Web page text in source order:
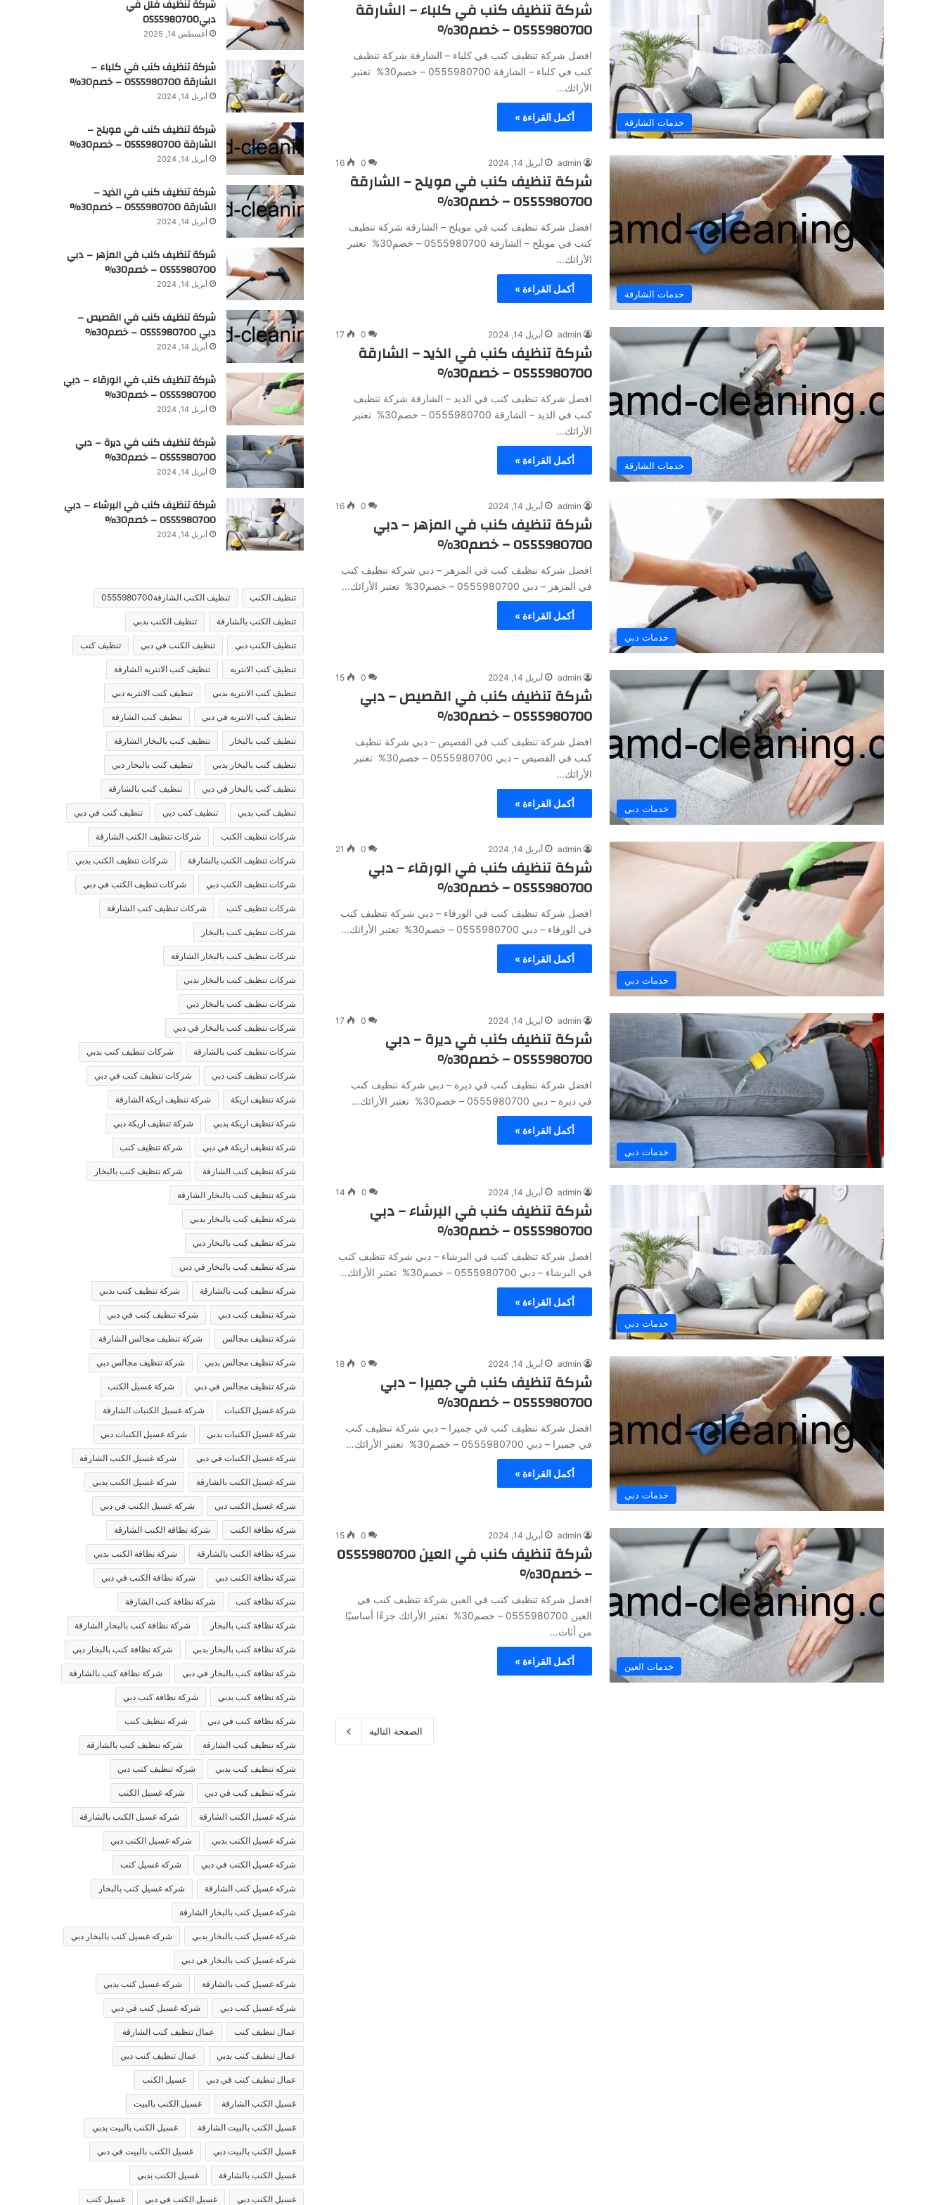
خدمات الشارقة
شركة تنظيف كنب في كلباء – الشارقة
0555980700 – خصم30%
افضل شركة تنظيف كنب في كلباء – الشارقة شركة تنظيف
كنب في كلباء – الشارقة 0555980700 – خصم30% تعتبر
الأرائك…
أكمل القراءة »
خدمات الشارقة
admin أبريل 14, 2024 0
16
شركة تنظيف كنب في مويلح – الشارقة
0555980700 – خصم30%
افضل شركة تنظيف كنب في مويلح – الشارقة شركة تنظيف
كنب في مويلح – الشارقة 0555980700 – خصم30% تعتبر
الأرائك…
أكمل القراءة »
خدمات الشارقة
admin أبريل 14, 2024 0
17
شركة تنظيف كنب في الذيد – الشارقة
0555980700 – خصم30%
افضل شركة تنظيف كنب في الذيد – الشارقة شركة تنظيف
كنب في الذيد – الشارقة 0555980700 – خصم30% تعتبر
الأرائك…
أكمل القراءة »
خدمات دبي
admin أبريل 14, 2024 0
16
شركة تنظيف كنب في المزهر – دبي
0555980700 – خصم30%
افضل شركة تنظيف كنب في المزهر – دبي شركة تنظيف كنب
في المزهر – دبي 0555980700 – خصم30% تعتبر الأرائك…
أكمل القراءة »
خدمات دبي
admin أبريل 14, 2024 0
15
شركة تنظيف كنب في القصيص – دبي
0555980700 – خصم30%
افضل شركة تنظيف كنب في القصيص – دبي شركة تنظيف
كنب في القصيص – دبي 0555980700 – خصم30% تعتبر
الأرائك…
أكمل القراءة »
خدمات دبي
admin أبريل 14, 2024 0
21
شركة تنظيف كنب في الورقاء – دبي
0555980700 – خصم30%
افضل شركة تنظيف كنب في الورقاء – دبي شركة تنظيف كنب
في الورقاء – دبي 0555980700 – خصم30% تعتبر الأرائك…
أكمل القراءة »
خدمات دبي
admin أبريل 14, 2024 0
17
شركة تنظيف كنب في ديرة – دبي
0555980700 – خصم30%
افضل شركة تنظيف كنب في ديرة – دبي شركة تنظيف كنب
في ديرة – دبي 0555980700 – خصم30% تعتبر الأرائك…
أكمل القراءة »
خدمات دبي
admin أبريل 14, 2024 0
14
شركة تنظيف كنب في البرشاء – دبي
0555980700 – خصم30%
افضل شركة تنظيف كنب في البرشاء – دبي شركة تنظيف كنب
في البرشاء – دبي 0555980700 – خصم30% تعتبر الأرائك…
أكمل القراءة »
خدمات دبي
admin أبريل 14, 2024 0
18
شركة تنظيف كنب في جميرا – دبي
0555980700 – خصم30%
افضل شركة تنظيف كنب في جميرا – دبي شركة تنظيف كنب
في جميرا – دبي 0555980700 – خصم30% تعتبر الأرائك…
أكمل القراءة »
خدمات العين
admin أبريل 14, 2024 0
15
شركة تنظيف كنب في العين 0555980700
– خصم30%
افضل شركة تنظيف كنب في العين شركة تنظيف كنب في
العين 0555980700 – خصم30% تعتبر الأرائك جزءًا أساسيًا
من أثاث…
أكمل القراءة »
الصفحة التالية
شركة تنظيف فلل في
دبي0555980700
أغسطس 14, 2025
شركة تنظيف كنب في كلباء –
الشارقة 0555980700 – خصم30%
أبريل 14, 2024
شركة تنظيف كنب في مويلح –
الشارقة 0555980700 – خصم30%
أبريل 14, 2024
شركة تنظيف كنب في الذيد –
الشارقة 0555980700 – خصم30%
أبريل 14, 2024
شركة تنظيف كنب في المزهر – دبي
0555980700 – خصم30%
أبريل 14, 2024
شركة تنظيف كنب في القصيص –
دبي 0555980700 – خصم30%
أبريل 14, 2024
شركة تنظيف كنب في الورقاء – دبي
0555980700 – خصم30%
أبريل 14, 2024
شركة تنظيف كنب في ديرة – دبي
0555980700 – خصم30%
أبريل 14, 2024
شركة تنظيف كنب في البرشاء – دبي
0555980700 – خصم30%
أبريل 14, 2024
تنظيف الكنب تنظيف الكنب الشارقة0555980700
تنظيف الكنب بالشارقة تنظيف الكنب بدبي
تنظيف الكنب دبي تنظيف الكنب في دبي تنظيف كنب
تنظيف كنب الانتريه تنظيف كنب الانتريه الشارقة
تنظيف كنب الانتريه بدبي تنظيف كنب الانتريه دبي
تنظيف كنب الانتريه في دبي تنظيف كنب الشارقة
تنظيف كنب بالبخار تنظيف كنب بالبخار الشارقة
تنظيف كنب بالبخار بدبي تنظيف كنب بالبخار دبي
تنظيف كنب بالبخار في دبي تنظيف كنب بالشارقة
تنظيف كنب بدبي تنظيف كنب دبي تنظيف كنب في دبي
شركات تنظيف الكنب شركات تنظيف الكنب الشارقة
شركات تنظيف الكنب بالشارقة شركات تنظيف الكنب بدبي
شركات تنظيف الكنب دبي شركات تنظيف الكنب في دبي
شركات تنظيف كنب شركات تنظيف كنب الشارقة
شركات تنظيف كنب بالبخار
شركات تنظيف كنب بالبخار الشارقة
شركات تنظيف كنب بالبخار بدبي
شركات تنظيف كنب بالبخار دبي
شركات تنظيف كنب بالبخار في دبي
شركات تنظيف كنب بالشارقة شركات تنظيف كنب بدبي
شركات تنظيف كنب دبي شركات تنظيف كنب في دبي
شركة تنظيف اريكة شركة تنظيف اريكة الشارقة
شركة تنظيف اريكة بدبي شركة تنظيف اريكة دبي
شركة تنظيف اريكة في دبي شركة تنظيف كنب
شركة تنظيف كنب الشارقة شركة تنظيف كنب بالبخار
شركة تنظيف كنب بالبخار الشارقة
شركة تنظيف كنب بالبخار بدبي
شركة تنظيف كنب بالبخار دبي
شركة تنظيف كنب بالبخار في دبي
شركة تنظيف كنب بالشارقة شركة تنظيف كنب بدبي
شركة تنظيف كنب دبي شركة تنظيف كنب في دبي
شركة تنظيف مجالس شركة تنظيف مجالس الشارقة
شركة تنظيف مجالس بدبي شركة تنظيف مجالس دبي
شركة تنظيف مجالس في دبي شركة غسيل الكنب
شركة غسيل الكنبات شركة غسيل الكنبات الشارقة
شركة غسيل الكنبات بدبي شركة غسيل الكنبات دبي
شركة غسيل الكنبات في دبي شركة غسيل الكنب الشارقة
شركة غسيل الكنب بالشارقة شركة غسيل الكنب بدبي
شركة غسيل الكنب دبي شركة غسيل الكنب في دبي
شركة نظافة الكنب شركة نظافة الكنب الشارقة
شركة نظافة الكنب بالشارقة شركة نظافة الكنب بدبي
شركة نظافة الكنب دبي شركة نظافة الكنب في دبي
شركة نظافة كنب شركة نظافة كنب الشارقة
شركة نظافة كنب بالبخار شركة نظافة كنب بالبخار الشارقة
شركة نظافة كنب بالبخار بدبي شركة نظافة كنب بالبخار دبي
شركة نظافة كنب بالبخار في دبي شركة نظافة كنب بالشارقة
شركة نظافة كنب بدبي شركة نظافة كنب دبي
شركة نظافة كنب في دبي شركه تنظيف كنب
شركه تنظيف كنب الشارقة شركه تنظيف كنب بالشارقة
شركه تنظيف كنب بدبي شركه تنظيف كنب دبي
شركه تنظيف كنب في دبي شركه غسيل الكنب
شركه غسيل الكنب الشارقة شركه غسيل الكنب بالشارقة
شركه غسيل الكنب بدبي شركه غسيل الكنب دبي
شركه غسيل الكنب في دبي شركه غسيل كنب
شركه غسيل كنب الشارقة شركه غسيل كنب بالبخار
شركه غسيل كنب بالبخار الشارقة
شركه غسيل كنب بالبخار بدبي شركه غسيل كنب بالبخار دبي
شركه غسيل كنب بالبخار في دبي
شركه غسيل كنب بالشارقة شركه غسيل كنب بدبي
شركه غسيل كنب دبي شركه غسيل كنب في دبي
عمال تنظيف كنب عمال تنظيف كنب الشارقة
عمال تنظيف كنب بدبي عمال تنظيف كنب دبي
عمال تنظيف كنب في دبي غسيل الكنب
غسيل الكنب الشارقة غسيل الكنب بالبيت
غسيل الكنب بالبيت الشارقة غسيل الكنب بالبيت بدبي
غسيل الكنب بالبيت دبي غسيل الكنب بالبيت في دبي
غسيل الكنب بالشارقة غسيل الكنب بدبي
غسيل الكنب دبي غسيل الكنب في دبي غسيل كنب